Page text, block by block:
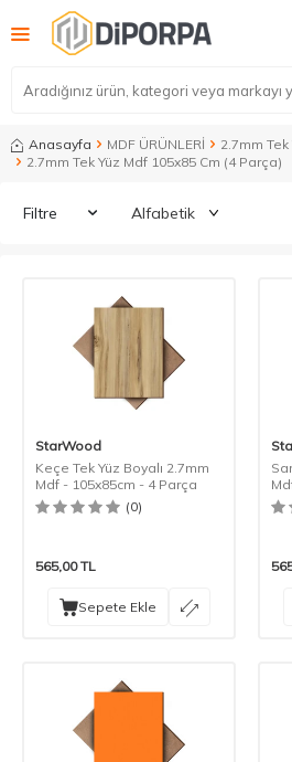
Anasayfa MDF ÜRÜNLERİ
2.7mm
2.7mm Tek Yüz Mdf 105x85 Cm (4 Parça)
Filtre
StarWood
Keçe Tek Yüz Boyalı 2.7mm
Mdf - 105x85cm - 4 Parça
(0)
565,00TL
Sepete Ekle